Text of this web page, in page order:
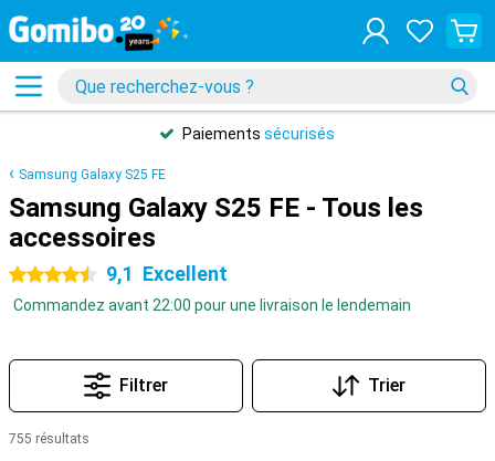
Paiements sécurisés
Samsung Galaxy S25 FE
Samsung Galaxy S25 FE - Tous les
accessoires
4.5 étoiles 9,1 Excellent
Commandez avant 22:00 pour une livraison le lendemain
Filtrer Trier
755 résultats